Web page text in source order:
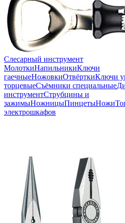
Слесарный инструмент
МолоткиНапильникиКлючи
гаечныеНожовкиОтвёрткиКлючи
торцевыеСъёмники специальные
инструментСтрубцины и
зажимыНожницыПинцетыНожи
электрошкафов